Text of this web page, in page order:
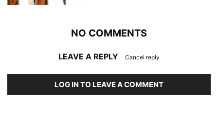
NO COMMENTS
LEAVE A REPLY Cancel reply
LOG IN TO LEAVE A COMMENT